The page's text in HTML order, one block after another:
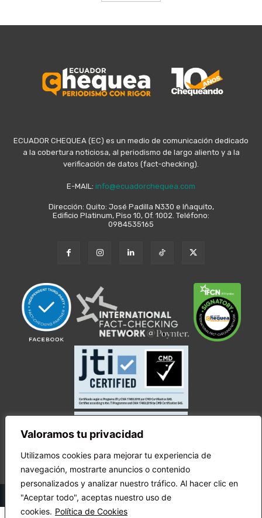
Valoramos tu privacidad
Utilizamos cookies para mejorar tu experiencia de
navegación, mostrarte anuncios o contenido
personalizados y analizar nuestro tráfico. Al hacer clic en
"Aceptar todo", aceptas nuestro uso de
cookies. Política de Cookies
ECUADOR CHEQUEA (EC) es un medio de comunicación dedicado
a la cobertura noticiosa, al periodismo de largo aliento y a la
verificación de datos (fact-checking).
E-MAIL: info@ecuadorchequea.com
Dirección: Quito: José Padilla N330 e Iñaquito,
Edificio Platinum, Piso 10, Of. 1002. Teléfono:
0984535165
© Copyright Ecuador Chequea 2025.